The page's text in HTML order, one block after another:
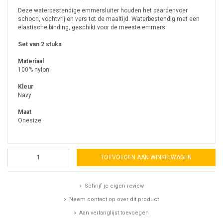
Deze waterbestendige emmersluiter houden het paardenvoer
schoon, vochtvrij en vers tot de maaltijd. Waterbestendig met een
elastische binding, geschikt voor de meeste emmers.
Set van 2 stuks
Materiaal
100% nylon
Kleur
Navy
Maat
Onesize
TOEVOEGEN AAN WINKELWAGEN
Schrijf je eigen review
Neem contact op over dit product
Aan verlanglijst toevoegen